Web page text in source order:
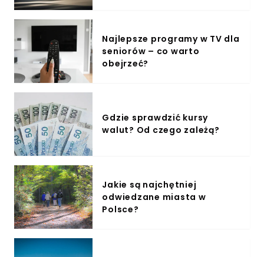
Najlepsze programy w TV dla
seniorów – co warto
obejrzeć?
Gdzie sprawdzić kursy
walut? Od czego zależą?
Jakie są najchętniej
odwiedzane miasta w
Polsce?